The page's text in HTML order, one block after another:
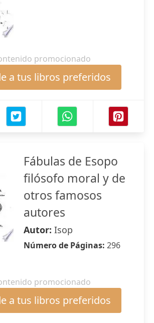
promocionado
a tus libros preferidos
Fábulas de Esopo
filósofo moral y de
otros famosos
autores
Autor: Isop
Número de Páginas: 296
promocionado
a tus libros preferidos